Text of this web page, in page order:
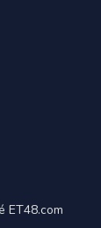
ET48.com